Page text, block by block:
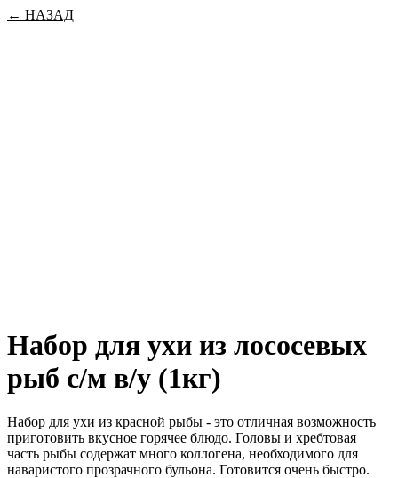
← НАЗАД
Набор для ухи из лососевых
рыб с/м в/у (1кг)
Набор для ухи из красной рыбы - это отличная возможность
приготовить вкусное горячее блюдо. Головы и хребтовая
часть рыбы содержат много коллогена, необходимого для
наваристого прозрачного бульона. Готовится очень быстро.